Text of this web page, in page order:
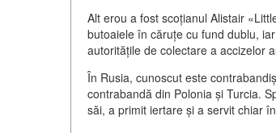
Alt erou a fost scoțianul Alistair
butoaiele în căruțe cu fund dublu,
autoritățile de colectare a accizelor
În Rusia, cunoscut este
contrabandă din Polonia și Turcia.
săi, a primit iertare și a servit chiar